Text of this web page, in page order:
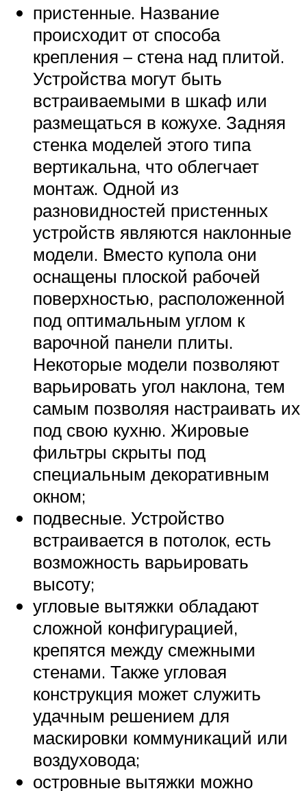
пристенные. Название
происходит от способа
крепления – стена над плитой.
Устройства могут быть
встраиваемыми в шкаф или
размещаться в кожухе. Задняя
стенка моделей этого типа
вертикальна, что облегчает
монтаж. Одной из
разновидностей пристенных
устройств являются наклонные
модели. Вместо купола они
оснащены плоской рабочей
поверхностью, расположенной
под оптимальным углом к
варочной панели плиты.
Некоторые модели позволяют
варьировать угол наклона, тем
самым позволяя настраивать их
под свою кухню. Жировые
фильтры скрыты под
специальным декоративным
окном;
подвесные. Устройство
встраивается в потолок, есть
возможность варьировать
высоту;
угловые вытяжки обладают
сложной конфигурацией,
крепятся между смежными
стенами. Также угловая
конструкция может служить
удачным решением для
маскировки коммуникаций или
воздуховода;
островные вытяжки можно